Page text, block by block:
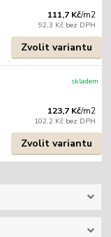
111,7 Kč/m2
92,3 Kč bez DPH
Zvolit variantu
123,7 Kč/m2
102,2 Kč bez DPH
skladem
Zvolit variantu